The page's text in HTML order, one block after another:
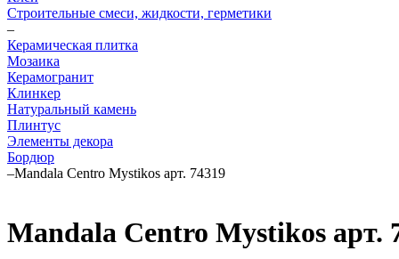
Строительные смеси, жидкости, герметики
–
Керамическая плитка
Мозаика
Керамогранит
Клинкер
Натуральный камень
Плинтус
Элементы декора
Бордюр
–Mandala Centro Mystikos арт. 74319
Mandala Centro Mystikos арт.